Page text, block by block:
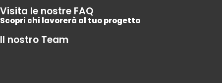
Visita le nostre FAQ
Scopri chi lavorerà al tuo progetto
Il nostro Team